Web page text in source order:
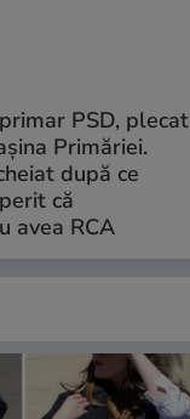
PSD, plecat
Primăriei.
după ce
că
avea RCA